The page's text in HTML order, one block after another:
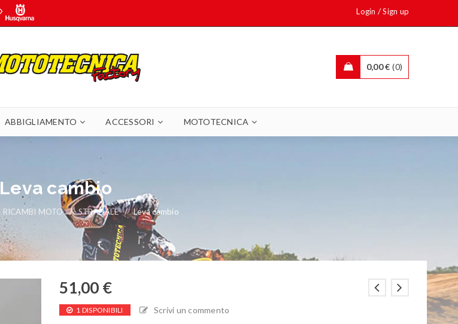
Login /Sign up
0,00€ 0
ABBIGLIAMENTO ACCESSORI MOTOTECNICA
Leva cambio
RICAMBI MOTO / STRADALE / Leva cambio
51,00 €
1 DISPONIBILI Scrivi un commento